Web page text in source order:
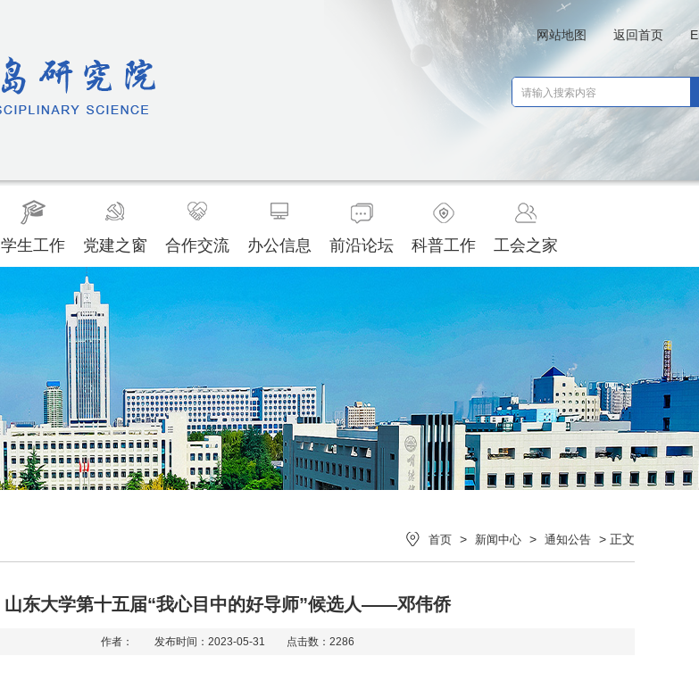
网站地图 返回首页
学生工作 党建之窗 合作交流 办公信息 前沿论坛 科普工作 工会之家
首页 > 新闻中心 > 通知公告 > 正文
山东大学第十五届“我心目中的好导师”候选人——邓伟侨
作者： 发布时间：2023-05-31 点击数： 2286